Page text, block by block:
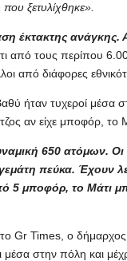
ξετυλίχθηκε».
έκτακτης
ότι από τους περίπου
από διάφορες
ήταν τυχεροί
αν είχε μποφόρ, το
650 ατόμων. Οι
πεύκα. Έχουν
5 μποφόρ, το Μάτι
Gr Times, o δήμαρχος
μέσα στην πόλη και